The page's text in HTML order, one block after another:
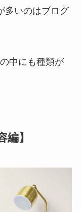
多いのはブログ
中にも種類が
】